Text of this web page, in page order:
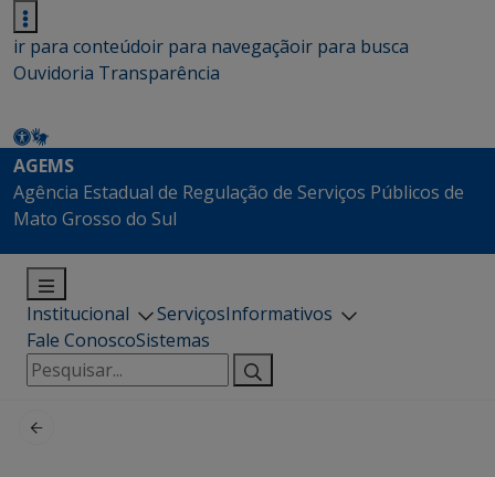
ir para conteúdoir para navegaçãoir para busca
Ouvidoria Transparência
AGEMS
Agência Estadual de Regulação de Serviços Públicos de
Mato Grosso do Sul
Institucional ServiçosInformativos
Fale ConoscoSistemas
Pesquisar
por: